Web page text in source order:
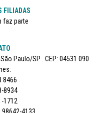
FILIADAS
faz parte
Paulo/SP . CEP: 04531 090
8466
8934
1712